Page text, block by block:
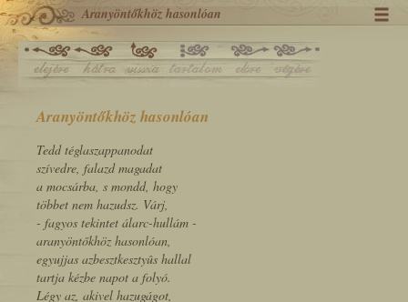
Aranyöntőkhöz hasonlóan
Aranyöntőkhöz hasonlóan
Tedd téglaszappanodat
szívedre, falazd magadat
a mocsárba, s mondd, hogy
többet nem hazudsz. Várj,
- fagyos tekintet álarc-hullám -
aranyöntőkhöz hasonlóan,
egyujjas azbesztkesztyûs hallal
tartja kézbe napot a folyó.
Légy az, akivel hazugágot,